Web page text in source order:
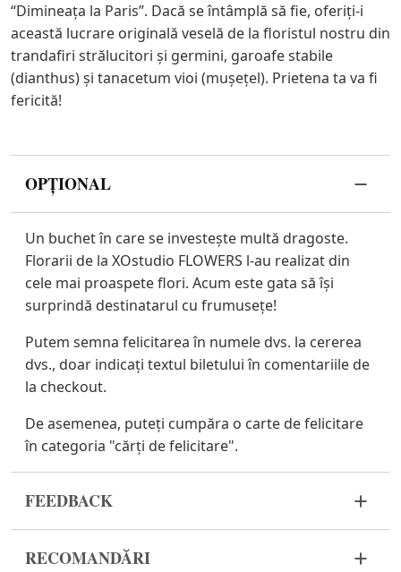
“Dimineața la Paris”. Dacă se întâmplă să fie, oferiţi-i
această lucrare originală veselă de la floristul nostru din
trandafiri strălucitori și germini, garoafe stabile
(dianthus) și tanacetum vioi (mușețel). Prietena ta va fi
fericită!
OPȚIONAL
Un buchet în care se investește multă dragoste.
Florarii de la XOstudio FLOWERS l-au realizat din
cele mai proaspete flori. Acum este gata să își
surprindă destinatarul cu frumusețe!
Putem semna felicitarea în numele dvs. la cererea
dvs., doar indicați textul biletului în comentariile de
la checkout.
De asemenea, puteți cumpăra o carte de felicitare
în categoria "cărți de felicitare".
FEEDBACK
buchetul dvs. nu a ajuns în stare corespunzătoare,
RECOMANDĂRI